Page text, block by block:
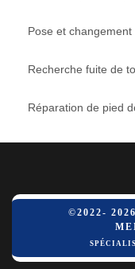
Pose et
Recherche fuite de
Réparation de pied
©2022-